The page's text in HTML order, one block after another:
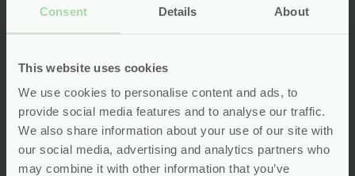
Consent Details About
This website uses cookies
We use cookies to personalise content and ads, to
provide social media features and to analyse our traffic.
We also share information about your use of our site with
our social media, advertising and analytics partners who
may combine it with other information that you’ve
prijs
was:
€10.25.
9.22
Huidige
prijs
is:
Bekijken
50 ml – Derma Sun
prijs
was:
€11.95.
10.75
Huidige
prijs
is:
€10.75.
Bekijken